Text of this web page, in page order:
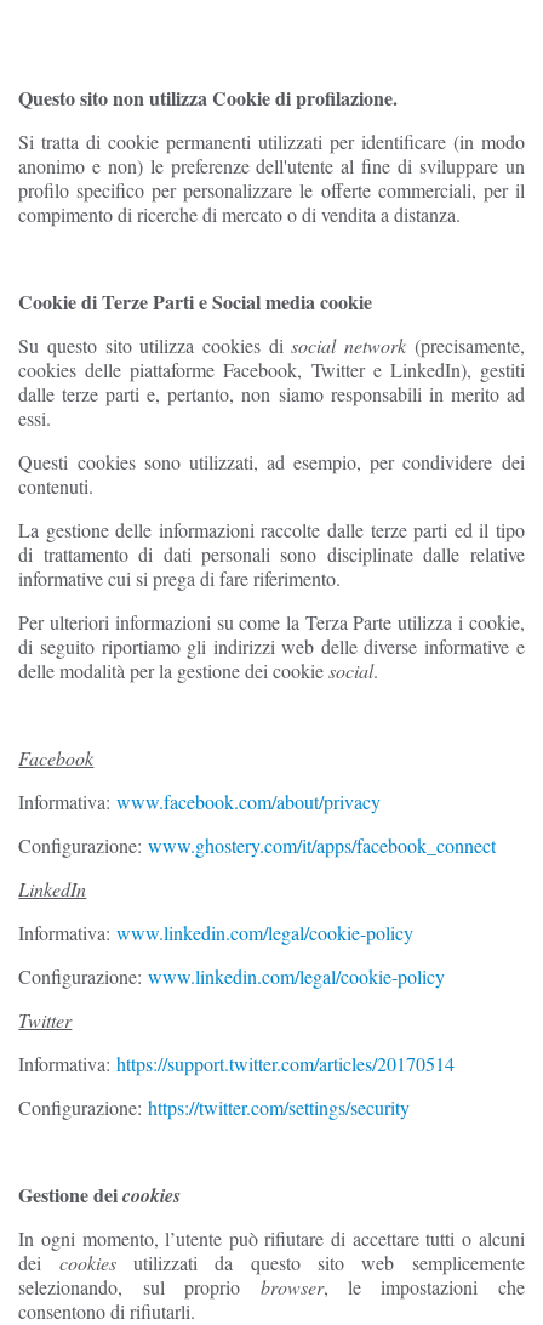
Questo sito non utilizza Cookie di profilazione.
Si tratta di cookie permanenti utilizzati per identificare (in modo
anonimo e non) le preferenze dell'utente al fine di sviluppare un
profilo specifico per personalizzare le offerte commerciali, per il
compimento di ricerche di mercato o di vendita a distanza.
Cookie di Terze Parti e Social media cookie
Su questo sito utilizza cookies disocial network(precisamente,
cookies delle piattaforme Facebook, Twitter e LinkedIn), gestiti
dalle terze parti e, pertanto, non siamo responsabili in merito ad
essi.
Questi cookies sono utilizzati, ad esempio, per condividere dei
contenuti.
La gestione delle informazioni raccolte dalle terze parti ed il tipo
di trattamento di dati personali sono disciplinate dalle relative
informative cui si prega di fare riferimento.
Per ulteriori informazioni su come la Terza Parte utilizza i cookie,
di seguito riportiamo gli indirizzi web delle diverse informative e
delle modalità per la gestione dei cookiesocial.
Facebook
Informativa:www.facebook.com/about/privacy
Configurazione:www.ghostery.com/it/apps/facebook_connect
LinkedIn
Informativa:www.linkedin.com/legal/cookie-policy
Configurazione:www.linkedin.com/legal/cookie-policy
Twitter
Informativa:https://support.twitter.com/articles/20170514
Configurazione:https://twitter.com/settings/security
Gestione deicookies
In ogni momento, l’utente può rifiutare di accettare tutti o alcuni
dei cookiesutilizzati da questo sito web semplicemente
selezionando, sul proprio browser, le impostazioni che
consentono di rifiutarli.